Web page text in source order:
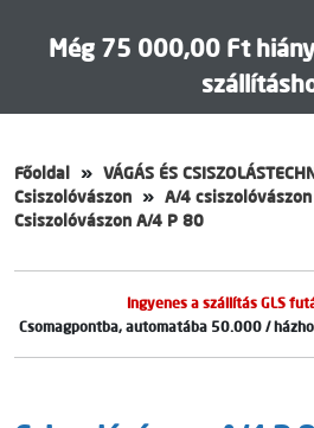
Még 75 000,00 Ft
Főoldal
VÁGÁS ÉS
Csiszolóvászon
A/4
Csiszolóvászon A/4 P 80
Ingyenes a szállítás GLS
Csomagpontba, automatába 50.000 /